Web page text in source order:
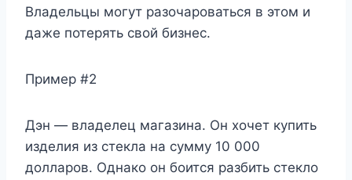
Владельцы могут разочароваться в этом и
даже потерять свой бизнес.
Пример #2
Дэн — владелец магазина. Он хочет купить
изделия из стекла на сумму 10 000
долларов. Однако он боится разбить стекло